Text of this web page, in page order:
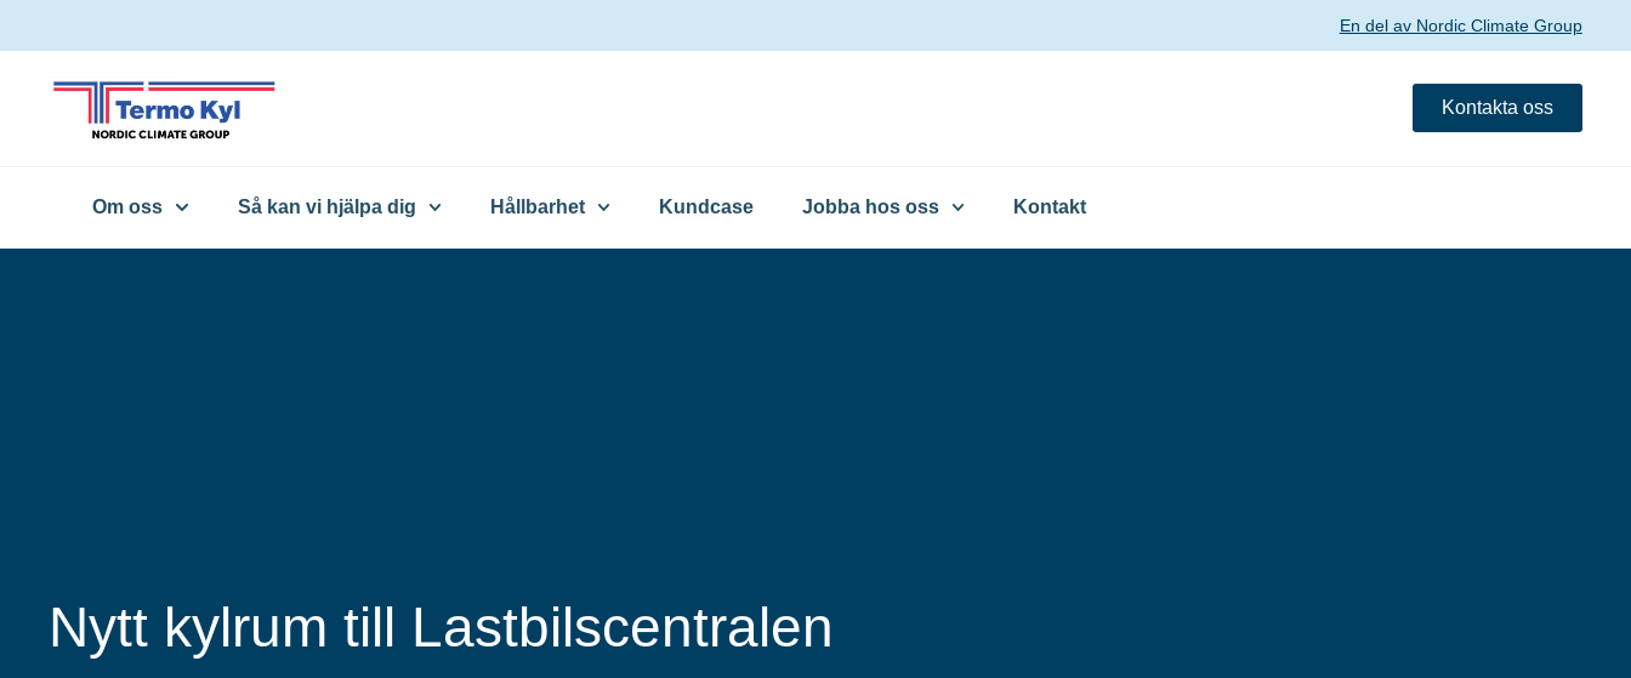
En del av Nordic Climate Group
Kontakta oss
Om oss Så kan vi hjälpa dig Hållbarhet Kundcase Jobba hos oss Kontakt
Nytt kylrum till Lastbilscentralen